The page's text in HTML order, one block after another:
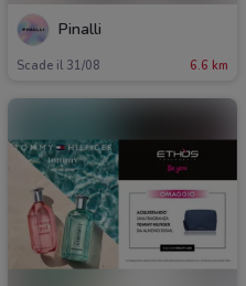
Pinalli
Scade il 31/08 6.6 km